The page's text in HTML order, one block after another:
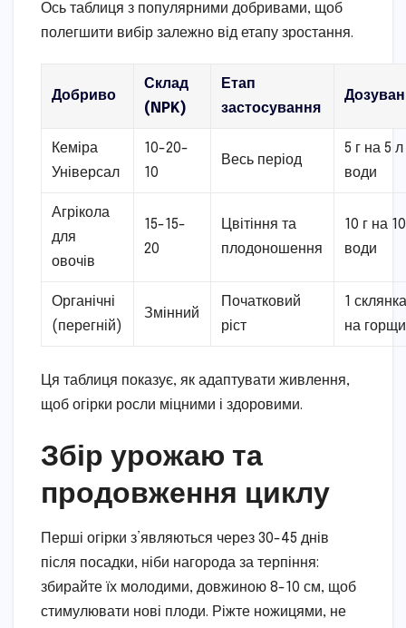
Ось таблиця з популярними добривами, щоб
полегшити вибір залежно від етапу зростання.
Добриво
Склад
(NPK)
Етап
застосування
Кеміра
Універсал
10-20-
10
Весь період
5 г на 5 л
води
Агрікола
для
овочів
15-15-
20
Цвітіння та
плодоношення
10 г на
води
Органічні
(перегній)
Змінний
Початковий
ріст
1
на
Ця таблиця показує, як адаптувати живлення,
щоб огірки росли міцними і здоровими.
Збір урожаю та
продовження циклу
Перші огірки з’являються через 30-45 днів
після посадки, ніби нагорода за терпіння:
збирайте їх молодими, довжиною 8-10 см, щоб
стимулювати нові плоди. Ріжте ножицями, не